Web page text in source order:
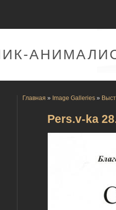
Главная » Image Galleries »
Pers.v-ka